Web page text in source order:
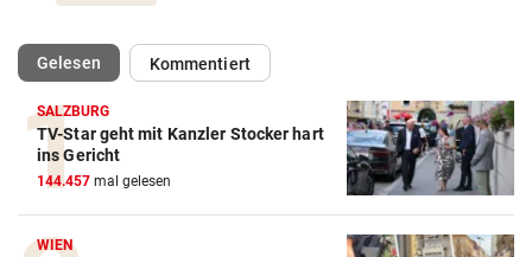
Gelesen(ausgewählt)Kommentiert
SALZBURG
TV-Star geht mit Kanzler Stocker hart
ins Gericht
144.457 mal gelesen
WIEN
Action-Cam Vergleich
ZUM VERGLEICH
Crosstrainer Vergleich